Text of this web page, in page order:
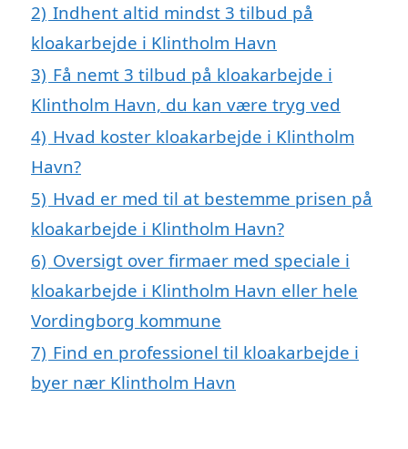
2) Indhent altid mindst 3 tilbud på
kloakarbejde i Klintholm Havn
3) Få nemt 3 tilbud på kloakarbejde i
Klintholm Havn, du kan være tryg ved
4) Hvad koster kloakarbejde i Klintholm
Havn?
5) Hvad er med til at bestemme prisen på
kloakarbejde i Klintholm Havn?
6) Oversigt over firmaer med speciale i
kloakarbejde i Klintholm Havn eller hele
Vordingborg kommune
7) Find en professionel til kloakarbejde i
byer nær Klintholm Havn